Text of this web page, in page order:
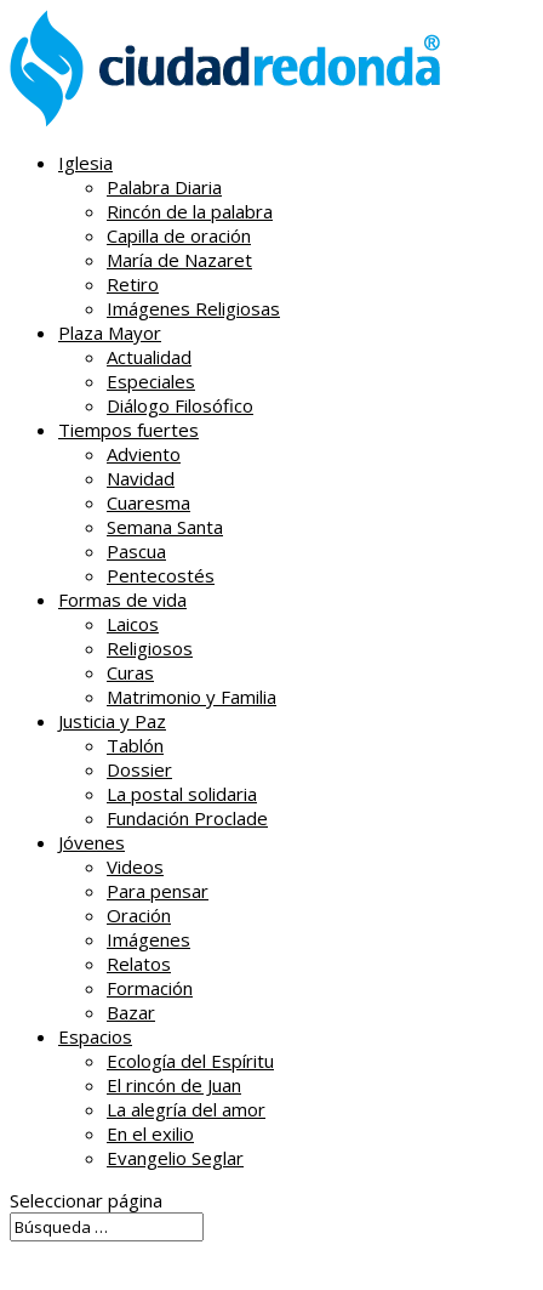
Iglesia
Palabra Diaria
Rincón de la palabra
Capilla de oración
María de Nazaret
Retiro
Imágenes Religiosas
Plaza Mayor
Actualidad
Especiales
Diálogo Filosófico
Tiempos fuertes
Adviento
Navidad
Cuaresma
Semana Santa
Pascua
Pentecostés
Formas de vida
Laicos
Religiosos
Curas
Matrimonio y Familia
Justicia y Paz
Tablón
Dossier
La postal solidaria
Fundación Proclade
Jóvenes
Videos
Para pensar
Oración
Imágenes
Relatos
Formación
Bazar
Espacios
Ecología del Espíritu
El rincón de Juan
La alegría del amor
En el exilio
Evangelio Seglar
Seleccionar página